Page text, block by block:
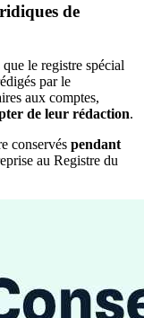
de
le registre spécial
par le
aux comptes,
de leur rédaction.
conservés pendant
au Registre du